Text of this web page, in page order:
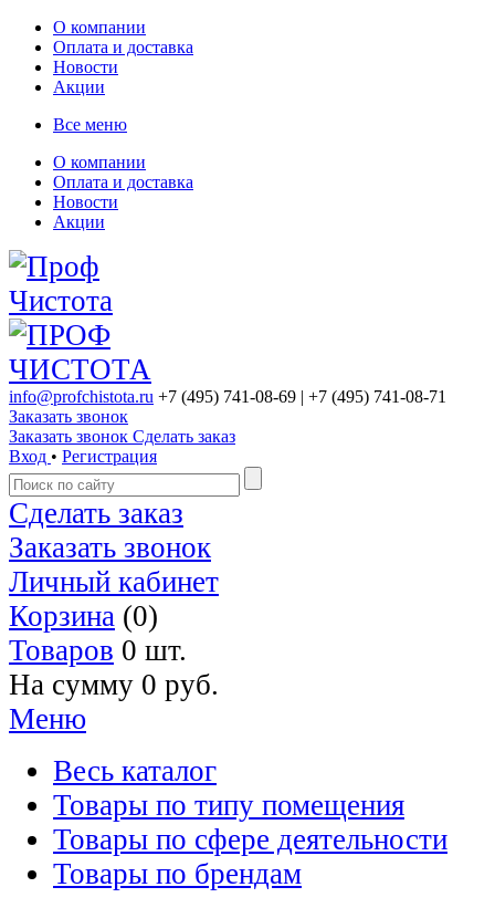
О компании
Оплата и доставка
Новости
Акции
Все меню
О компании
Оплата и доставка
Новости
Акции
info@profchistota.ru +7 (495) 741-08-69 | +7 (495) 741-08-71
Заказать звонок
Заказать звонок Сделать заказ
Вход • Регистрация
Сделать заказ
Заказать звонок
Личный кабинет
Корзина (0)
Товаров 0 шт.
На сумму 0 руб.
Меню
Весь каталог
Товары по типу помещения
Товары по сфере деятельности
Товары по брендам